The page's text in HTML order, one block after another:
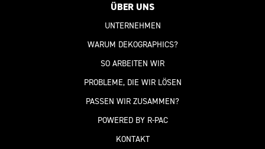
ÜBER UNS
UNTERNEHMEN
WARUM DEKOGRAPHICS?
SO ARBEITEN WIR
PROBLEME, DIE WIR LÖSEN
PASSEN WIR ZUSAMMEN?
POWERED BY R-PAC
KONTAKT